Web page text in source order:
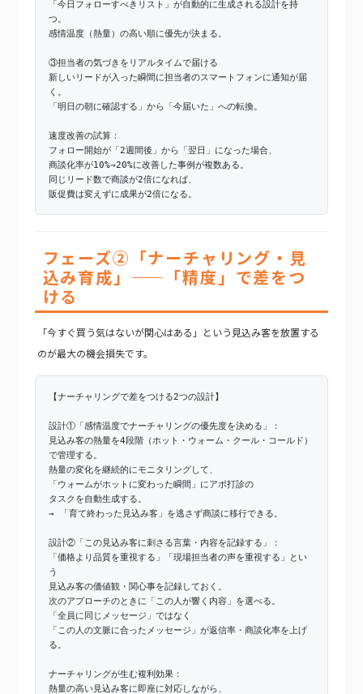
「今日フォローすべきリスト」が自動的に生成される設計を持
つ。
感情温度（熱量）の高い順に優先が決まる。
③担当者の気づきをリアルタイムで届ける
新しいリードが入った瞬間に担当者のスマートフォンに通知が届
く。
「明日の朝に確認する」から「今届いた」への転換。
速度改善の試算：
フォロー開始が「2週間後」から「翌日」になった場合、
商談化率が10%→20%に改善した事例が複数ある。
同じリード数で商談が2倍になれば、
販促費は変えずに成果が2倍になる。
フェーズ②「ナーチャリング・見
込み育成」——「精度」で差をつ
ける
「今すぐ買う気はないが関心はある」という見込み客を放置する
のが最大の機会損失です。
【ナーチャリングで差をつける2つの設計】
設計①「感情温度でナーチャリングの優先度を決める」：
見込み客の熱量を4段階（ホット・ウォーム・クール・コールド）
で管理する。
熱量の変化を継続的にモニタリングして、
「ウォームがホットに変わった瞬間」にアポ打診の
タスクを自動生成する。
→ 「育て終わった見込み客」を逃さず商談に移行できる。
設計②「この見込み客に刺さる言葉・内容を記録する」：
「価格より品質を重視する」「現場担当者の声を重視する」とい
う
見込み客の価値観・関心事を記録しておく。
次のアプローチのときに「この人が響く内容」を選べる。
「全員に同じメッセージ」ではなく
「この人の文脈に合ったメッセージ」が返信率・商談化率を上げ
る。
ナーチャリングが生む複利効果：
熱量の高い見込み客に即座に対応しながら、